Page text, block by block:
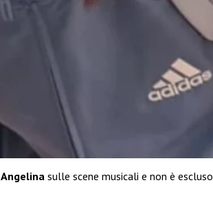
Angelina sulle scene musicali e non è escluso